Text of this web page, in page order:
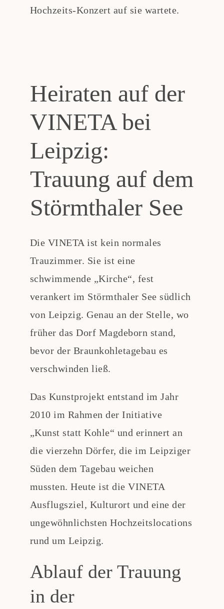
Hochzeits-Konzert auf sie wartete.
Heiraten auf der
VINETA bei
Leipzig:
Trauung auf dem
Störmthaler See
Die VINETA ist kein normales
Trauzimmer. Sie ist eine
schwimmende „Kirche“, fest
verankert im Störmthaler See südlich
von Leipzig. Genau an der Stelle, wo
früher das Dorf Magdeborn stand,
bevor der Braunkohletagebau es
verschwinden ließ.
Das Kunstprojekt entstand im Jahr
2010 im Rahmen der Initiative
„Kunst statt Kohle“ und erinnert an
die vierzehn Dörfer, die im Leipziger
Süden dem Tagebau weichen
mussten. Heute ist die VINETA
Ausflugsziel, Kulturort und eine der
ungewöhnlichsten Hochzeitslocations
rund um Leipzig.
Ablauf der Trauung
in der